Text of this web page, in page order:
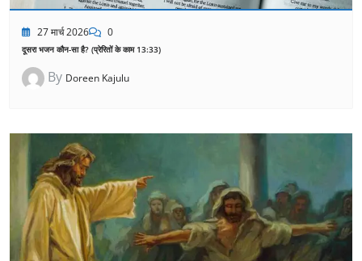
27 मार्च 2026 0
दूसरा भजन कौन-सा है? (प्रेरितों के काम 13:33)
By Doreen Kajulu